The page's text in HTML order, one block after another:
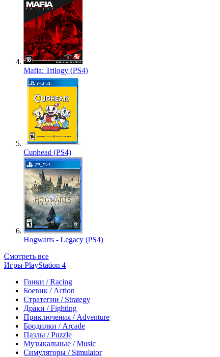
Mafia: Trilogy (PS4)
Cuphead (PS4)
Hogwarts - Legacy (PS4)
Смотреть все
Игры PlayStation 4
Гонки / Racing
Боевик / Action
Стратегии / Strategy
Драки / Fighting
Приключения / Adventure
Бродилки / Arcade
Пазлы / Puzzle
Музыкальные / Music
Симуляторы / Simulator